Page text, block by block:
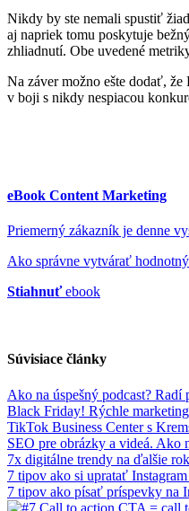
Nikdy by ste nemali spustiť
aj napriek tomu poskytuje
zhliadnutí. Obe uvedené
Na záver možno ešte dodať,
v boji s nikdy nespiacou
eBook Content Marketing
Priemerný zákazník je denne
Ako správne vytvárať
Stiahnuťebook
Súvisiace články
Ako na úspešný podcast? Radí
Black Friday! Rýchle
TikTok Business Center s
SEO pre obrázky a videá. Ako
7x digitálne trendy na ďalšie
7 tipov ako si upratať Instagram
7 tipov ako písať príspevky na